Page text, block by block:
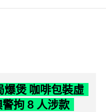
煲 咖啡包裝虛
拘 8 人涉款